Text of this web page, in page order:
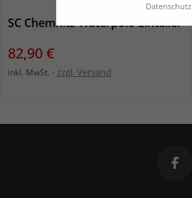
Datenschutz
SC Chemnitz Waterpolo Einteiler
Preis
82,90 €
inkl. MwSt. zzgl. Versand